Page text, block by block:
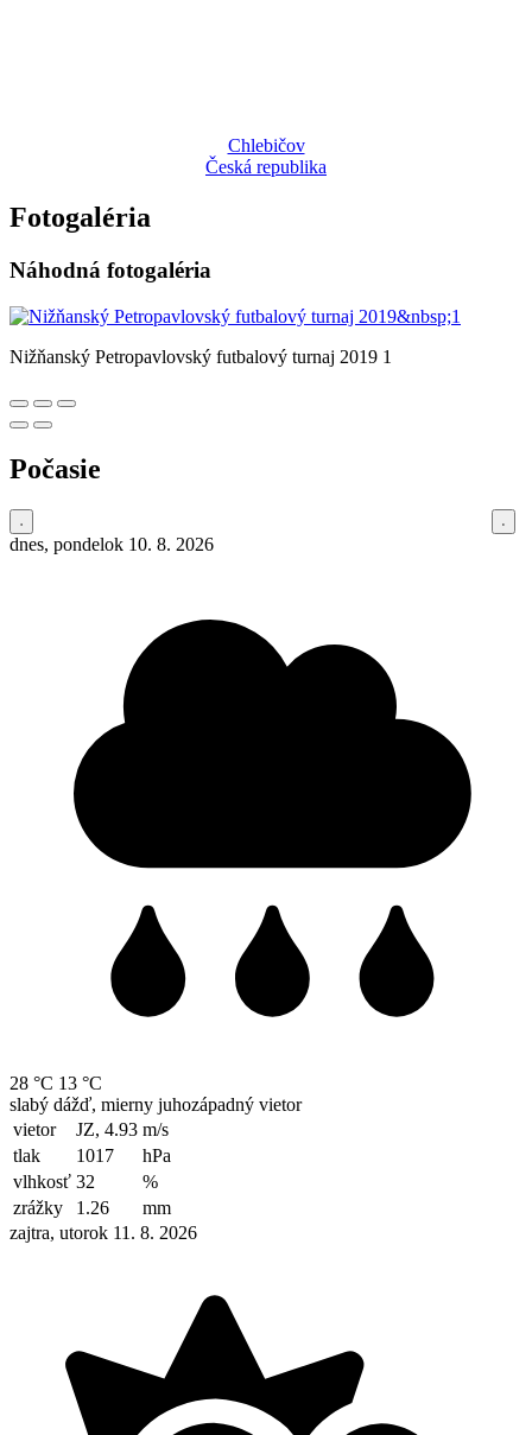
Chlebičov
Česká republika
Fotogaléria
Náhodná fotogaléria
Nižňanský Petropavlovský futbalový turnaj 2019 1
Počasie
dnes, pondelok 10. 8. 2026
28 °C 13 °C
slabý dážď, mierny juhozápadný vietor
vietor
JZ, 4.93 m/s
tlak
1017
hPa
vlhkosť 32
%
zrážky
1.26
mm
zajtra, utorok 11. 8. 2026